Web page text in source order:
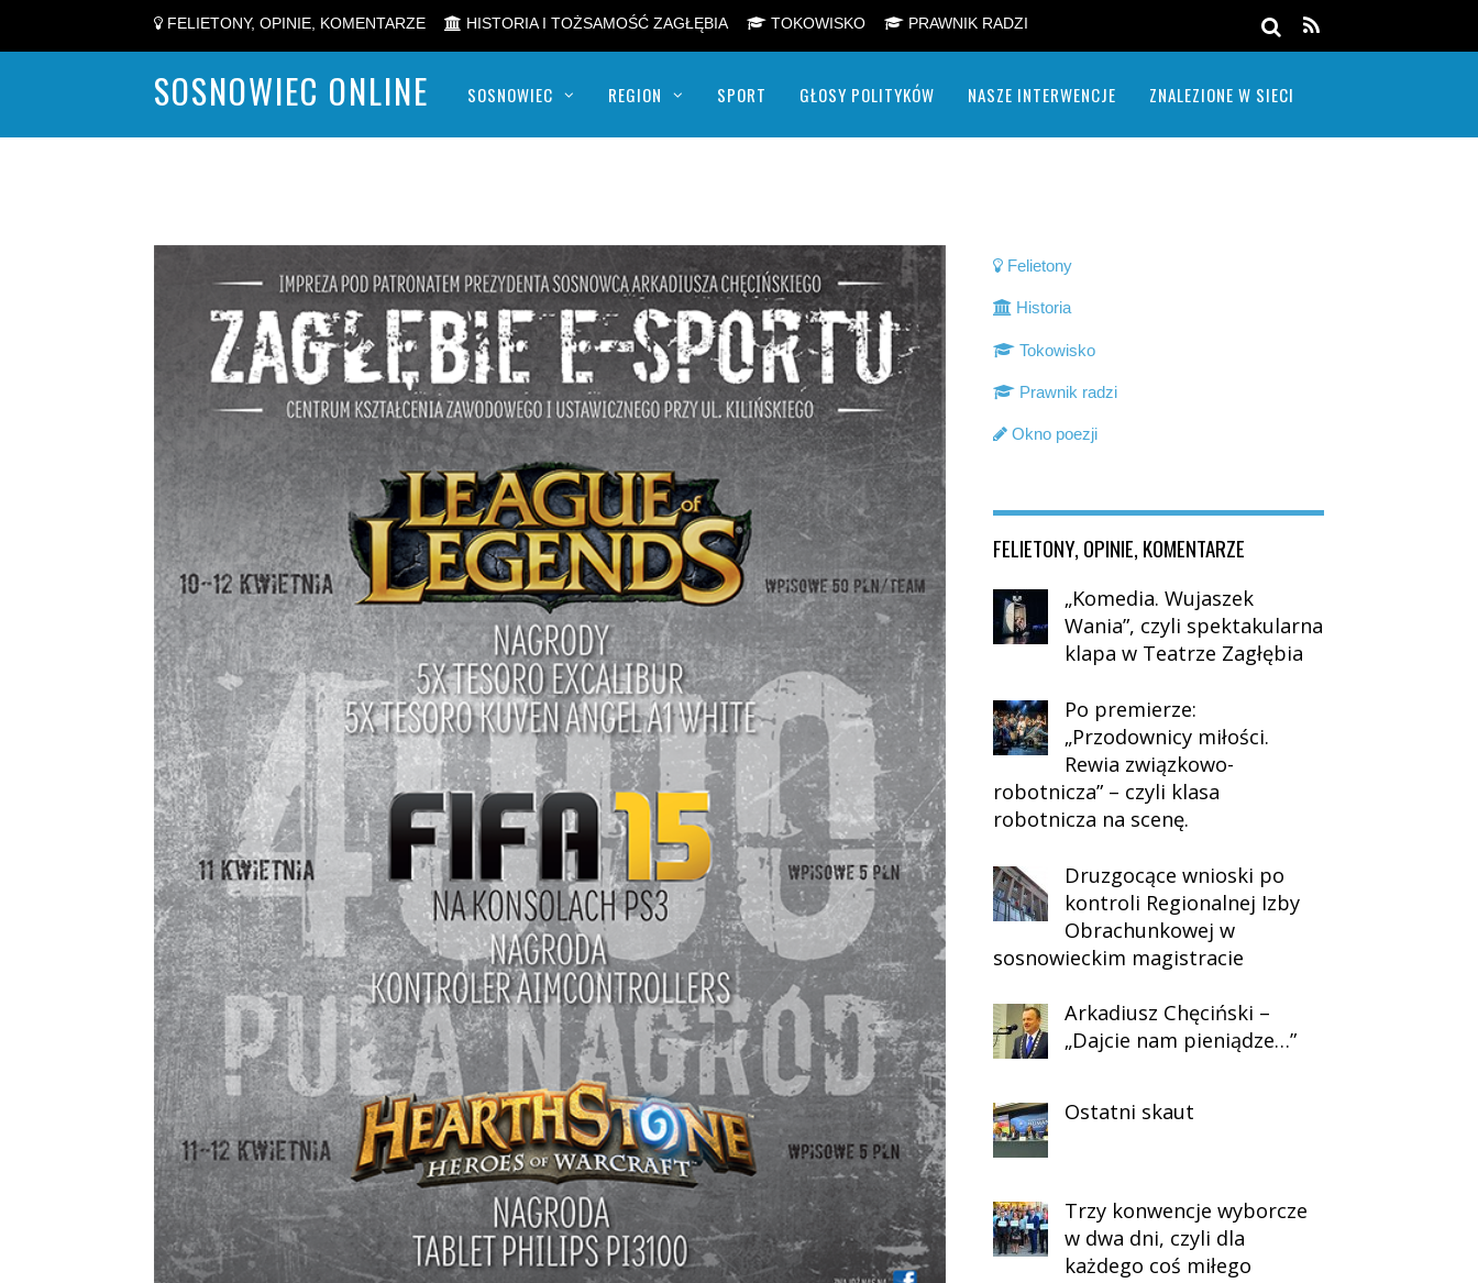
FELIETONY, OPINIE, KOMENTARZE HISTORIA I TOŻSAMOŚĆ ZAGŁĘBIA TOKOWISKO PRAWNIK RADZI
SOSNOWIEC ONLINE SOSNOWIEC REGION SPORT GŁOSY POLITYKÓW NASZE INTERWENCJE ZNALEZIONE W SIECI
Felietony
Historia
Tokowisko
Prawnik radzi
Okno poezji
FELIETONY, OPINIE, KOMENTARZE
„Komedia. Wujaszek
Wania”, czyli spektakularna
klapa w Teatrze Zagłębia
Po premierze:
„Przodownicy miłości.
Rewia związkowo-
robotnicza” – czyli klasa
robotnicza na scenę.
Druzgocące wnioski po
kontroli Regionalnej Izby
Obrachunkowej w
sosnowieckim magistracie
Arkadiusz Chęciński –
„Dajcie nam pieniądze…”
Ostatni skaut
Trzy konwencje wyborcze
w dwa dni, czyli dla
każdego coś miłego